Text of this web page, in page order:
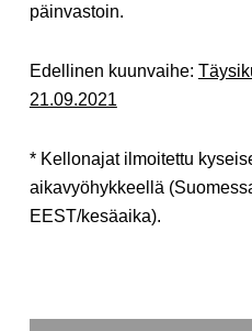
päinvastoin.
Edellinen kuunvaihe:
21.09.2021
* Kellonajat ilmoitettu
aikavyöhykkeellä
EEST/kesäaika).